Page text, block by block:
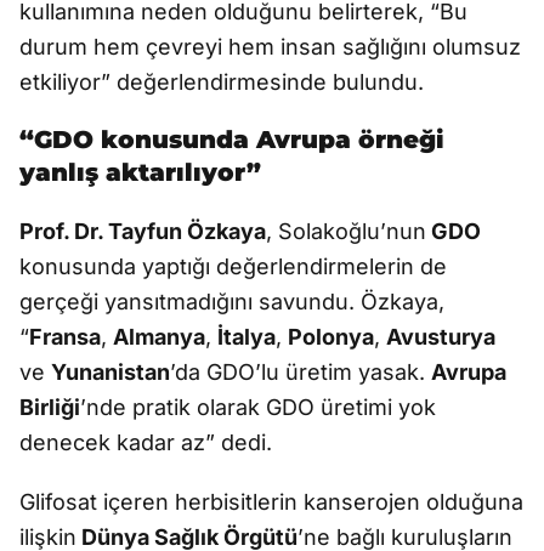
kullanımına neden olduğunu belirterek, “Bu
durum hem çevreyi hem insan sağlığını olumsuz
etkiliyor” değerlendirmesinde bulundu.
“GDO konusunda Avrupa örneği
yanlış aktarılıyor”
Prof. Dr. Tayfun Özkaya, Solakoğlu’nun GDO
konusunda yaptığı değerlendirmelerin de
gerçeği yansıtmadığını savundu. Özkaya,
“Fransa, Almanya, İtalya, Polonya, Avusturya
ve Yunanistan’da GDO’lu üretim yasak. Avrupa
Birliği’nde pratik olarak GDO üretimi yok
denecek kadar az” dedi.
Glifosat içeren herbisitlerin kanserojen olduğuna
ilişkin Dünya Sağlık Örgütü’ne bağlı kuruluşların